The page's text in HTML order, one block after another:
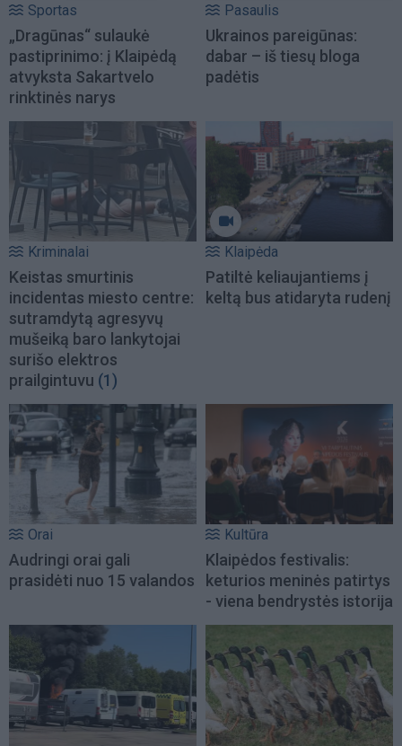
Sportas
„Dragūnas“ sulaukė
pastiprinimo: į Klaipėdą
atvyksta Sakartvelo
rinktinės narys
Pasaulis
Ukrainos pareigūnas:
dabar – iš tiesų bloga
padėtis
Kriminalai
Keistas smurtinis
incidentas miesto centre:
sutramdytą agresyvų
mušeiką baro lankytojai
surišo elektros
prailgintuvu (1)
Klaipėda
Patiltė keliaujantiems į
keltą bus atidaryta rudenį
Orai
Audringi orai gali
prasidėti nuo 15 valandos
Kultūra
Klaipėdos festivalis:
keturios meninės patirtys
- viena bendrystės istorija